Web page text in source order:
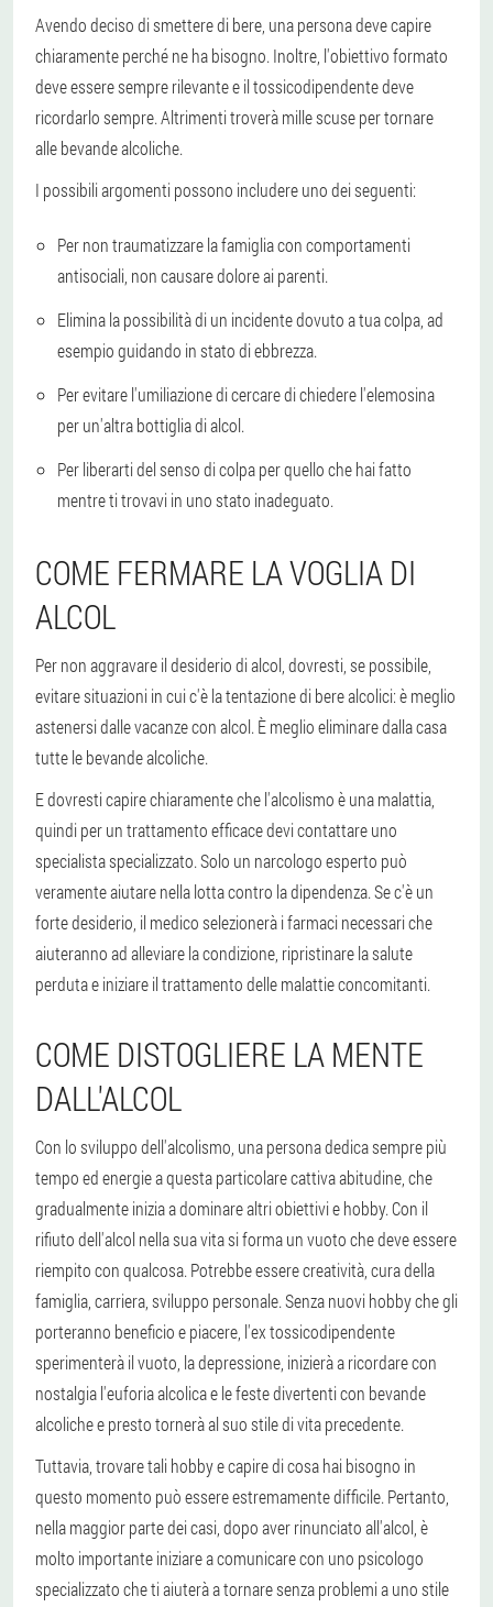
Avendo deciso di smettere di bere, una persona deve capire
chiaramente perché ne ha bisogno. Inoltre, l'obiettivo formato
deve essere sempre rilevante e il tossicodipendente deve
ricordarlo sempre. Altrimenti troverà mille scuse per tornare
alle bevande alcoliche.
I possibili argomenti possono includere uno dei seguenti:
Per non traumatizzare la famiglia con comportamenti
antisociali, non causare dolore ai parenti.
Elimina la possibilità di un incidente dovuto a tua colpa, ad
esempio guidando in stato di ebbrezza.
Per evitare l'umiliazione di cercare di chiedere l'elemosina
per un'altra bottiglia di alcol.
Per liberarti del senso di colpa per quello che hai fatto
mentre ti trovavi in uno stato inadeguato.
COME FERMARE LA VOGLIA DI
ALCOL
Per non aggravare il desiderio di alcol, dovresti, se possibile,
evitare situazioni in cui c'è la tentazione di bere alcolici: è meglio
astenersi dalle vacanze con alcol. È meglio eliminare dalla casa
tutte le bevande alcoliche.
E dovresti capire chiaramente che l'alcolismo è una malattia,
quindi per un trattamento efficace devi contattare uno
specialista specializzato. Solo un narcologo esperto può
veramente aiutare nella lotta contro la dipendenza. Se c'è un
forte desiderio, il medico selezionerà i farmaci necessari che
aiuteranno ad alleviare la condizione, ripristinare la salute
perduta e iniziare il trattamento delle malattie concomitanti.
COME DISTOGLIERE LA MENTE
DALL'ALCOL
Con lo sviluppo dell'alcolismo, una persona dedica sempre più
tempo ed energie a questa particolare cattiva abitudine, che
gradualmente inizia a dominare altri obiettivi e hobby. Con il
rifiuto dell'alcol nella sua vita si forma un vuoto che deve essere
riempito con qualcosa. Potrebbe essere creatività, cura della
famiglia, carriera, sviluppo personale. Senza nuovi hobby che gli
porteranno beneficio e piacere, l'ex tossicodipendente
sperimenterà il vuoto, la depressione, inizierà a ricordare con
nostalgia l'euforia alcolica e le feste divertenti con bevande
alcoliche e presto tornerà al suo stile di vita precedente.
Tuttavia, trovare tali hobby e capire di cosa hai bisogno in
questo momento può essere estremamente difficile. Pertanto,
nella maggior parte dei casi, dopo aver rinunciato all'alcol, è
molto importante iniziare a comunicare con uno psicologo
specializzato che ti aiuterà a tornare senza problemi a uno stile